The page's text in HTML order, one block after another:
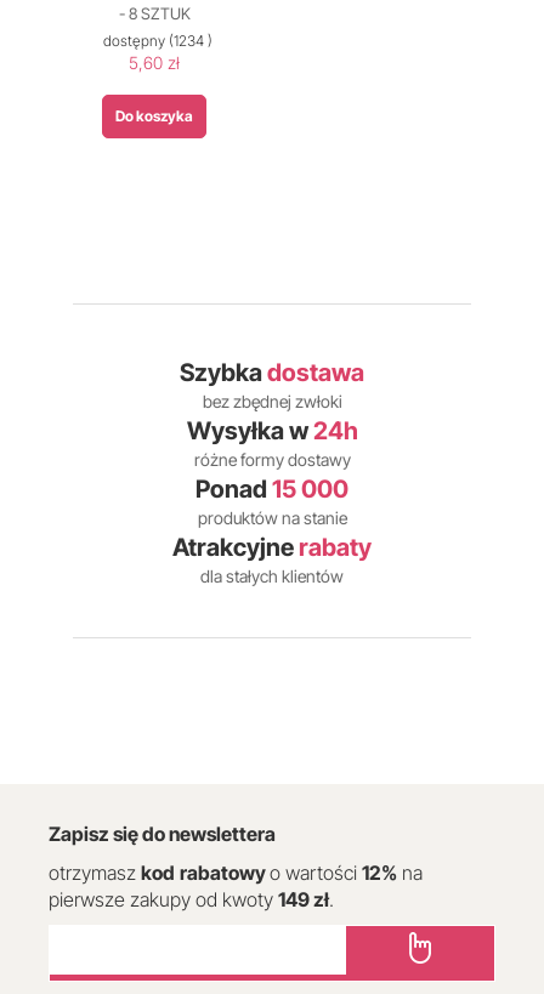
- 8 SZTUK
dostępny(1234 )
5,60 zł
Do koszyka
Szybkadostawa
bez zbędnej zwłoki
Wysyłka w24h
różne formy dostawy
Ponad 15 000
produktów na stanie
Atrakcyjne rabaty
dla stałych klientów
Zapisz się do newslettera
otrzymasz kod rabatowyo wartości 12% na
pierwsze zakupy od kwoty 149 zł.